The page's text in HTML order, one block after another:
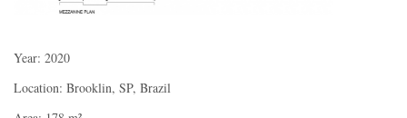
Year: 2020
Location: Brooklin, SP, Brazil